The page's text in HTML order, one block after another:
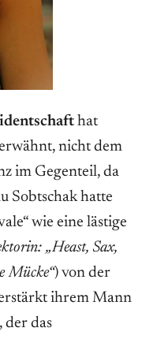
hat
nicht dem
im Gegenteil, da
Sobtschak hatte
wie eine lästige
„Heast, Sax,
Mücke“) von der
ihrem Mann
der das